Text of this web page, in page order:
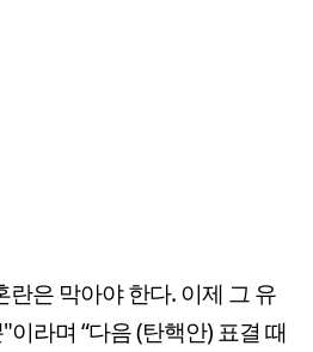
란은 막아야 한다. 이제 그 유
라며 “다음 (탄핵안) 표결 때